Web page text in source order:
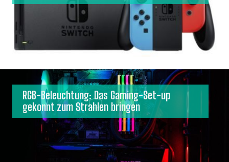
RGB-Beleuchtung: Das Gaming-Set-up
gekonnt zum Strahlen bringen